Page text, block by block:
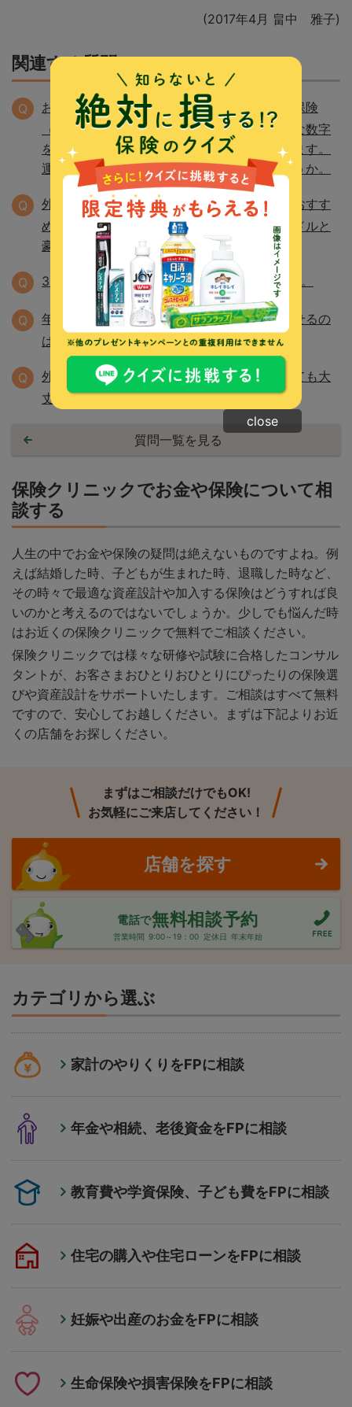
(2017年4月 畠中 雅子)
関連する質問
Q
お金の相談に行ったところ、外貨建ての変額保険
（有期タイプ）を勧められました。いろいろな数字
を提示されましたが、理解できない面もあります。
運用実績と積立利率は別々のものなのでしょうか。
Q
外貨建て養老保険をすすめられていますが、おすす
めの保険でしょうか。おすすめであれば、米ドルと
豪ドルのどちらを選択するべきですか。
Q 3大疾病保障保険の給付条件を教えてください。
Q
年の途中で生命保険を見直し。年末調整で出せるの
は、どちらのほうですか。
Q
外貨建て保険を勧められていますが、加入しても大
丈夫な保険ですか。
質問一覧を見る
保険クリニックでお金や保険について相
談する
人生の中でお金や保険の疑問は絶えないものですよね。例
えば結婚した時、子どもが生まれた時、退職した時など、
その時々で最適な資産設計や加入する保険はどうすれば良
いのかと考えるのではないでしょうか。少しでも悩んだ時
はお近くの保険クリニックで無料でご相談ください。
保険クリニックでは様々な研修や試験に合格したコンサル
タントが、お客さまおひとりおひとりにぴったりの保険選
びや資産設計をサポートいたします。ご相談はすべて無料
ですので、安心してお越しください。まずは下記よりお近
くの店舗をお探しください。
まずはご相談だけでもOK!
お気軽にご来店してください！
店舗を探す
電話で無料相談予約
営業時間 9:00～19：00 定休日 年末年始
カテゴリから選ぶ
家計のやりくりをFPに相談
年金や相続、老後資金をFPに相談
教育費や学資保険、子ども費をFPに相談
住宅の購入や住宅ローンをFPに相談
妊娠や出産のお金をFPに相談
生命保険や損害保険をFPに相談
close